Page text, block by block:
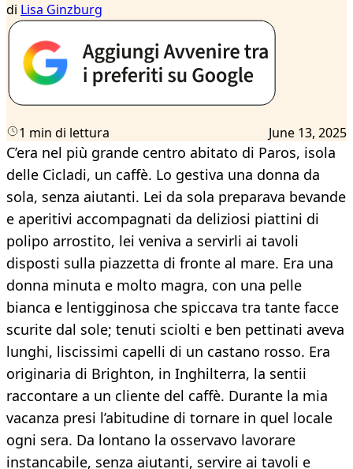
di Lisa Ginzburg
1 min di lettura June 13, 2025
C’era nel più grande centro abitato di Paros, isola
delle Cicladi, un caffè. Lo gestiva una donna da
sola, senza aiutanti. Lei da sola preparava bevande
e aperitivi accompagnati da deliziosi piattini di
polipo arrostito, lei veniva a servirli ai tavoli
disposti sulla piazzetta di fronte al mare. Era una
donna minuta e molto magra, con una pelle
bianca e lentigginosa che spiccava tra tante facce
scurite dal sole; tenuti sciolti e ben pettinati aveva
lunghi, liscissimi capelli di un castano rosso. Era
originaria di Brighton, in Inghilterra, la sentii
raccontare a un cliente del caffè. Durante la mia
vacanza presi l’abitudine di tornare in quel locale
ogni sera. Da lontano la osservavo lavorare
instancabile, senza aiutanti, servire ai tavoli e